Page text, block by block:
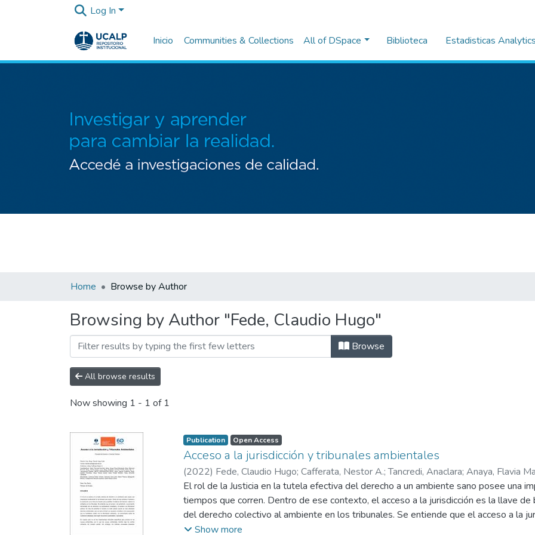
Log In
Inicio Communities & Collections All of DSpace Biblioteca Estadisticas
Home Browse by Author
Browsing by Author "Fede, Claudio Hugo"
Browse
All browse results
Now showing 1 - 1 of 1
Publication Open Access
Acceso a la jurisdicción y tribunales ambientales
(2022) Fede, Claudio Hugo; Cafferata, Nestor A.;Tancredi, Anaclara; Anaya, Flavia
Cantó, Lucas;Castellano, Osvaldo Fabián;Lanzavechia, Gabriel;Leguiza, Guillermo;
Prados, Ernesto;Minichillo, Fernanda Laura;Carmona, María Victoria;Graciano, Iara
Bianca;Castiglionesi, Manuela Agustina; Maza, Matías Daniel
El rol de la Justicia en la tutela efectiva del derecho a un ambiente sano posee una
tiempos que corren. Dentro de ese contexto, el acceso a la jurisdicción es la llave
del derecho colectivo al ambiente en los tribunales. Se entiende que el acceso a la
con los derechos a la participación ciudadana y al acceso a la información pública.
Show more